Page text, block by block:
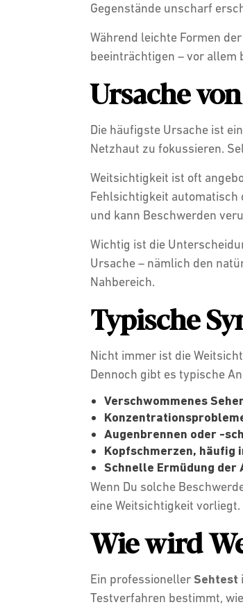
Gegenstände unscharf
Während leichte Formen
beeinträchtigen – vor allem
Ursache
Die häufigste Ursache ist
Netzhaut zu fokussieren.
Weitsichtigkeit ist oft
Fehlsichtigkeit automatisch
und kann Beschwerden
Wichtig ist die
Ursache – nämlich den
Nahbereich.
Typische
Nicht immer ist die
Dennoch gibt es typische
Verschwommenes
Augenbrennen oder -
Kopfschmerzen, häufig
Schnelle Ermüdung der
Wenn Du solche
eine Weitsichtigkeit vorliegt.
Wie wird
Ein professionellerSehtest
Testverfahren bestimmt,